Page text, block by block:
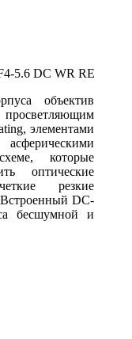
5.6 DC WR RE
объектив
просветляющим
элементами
которые
оптические
резкие
DC-
бесшумной и